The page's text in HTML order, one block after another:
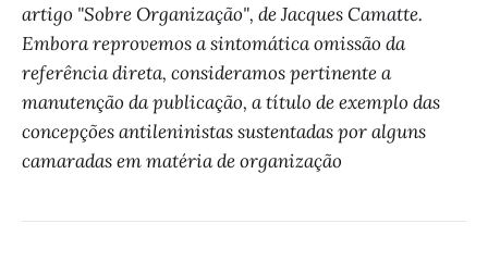
artigo "Sobre Organização", de Jacques Camatte.
Embora reprovemos a sintomática omissão da
referência direta, consideramos pertinente a
manutenção da publicação, a título de exemplo das
concepções antileninistas sustentadas por alguns
camaradas em matéria de organização